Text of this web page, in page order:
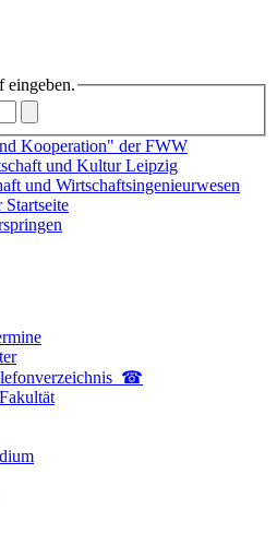
eingeben.
Kooperation" der FWW
und Kultur Leipzig
und Wirtschaftsingenieurwesen
☎